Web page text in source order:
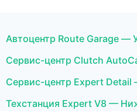
Автоцентр Route Garage —
Сервис-центр Clutch
Сервис-центр Expert
Техстанция Expert V8 —